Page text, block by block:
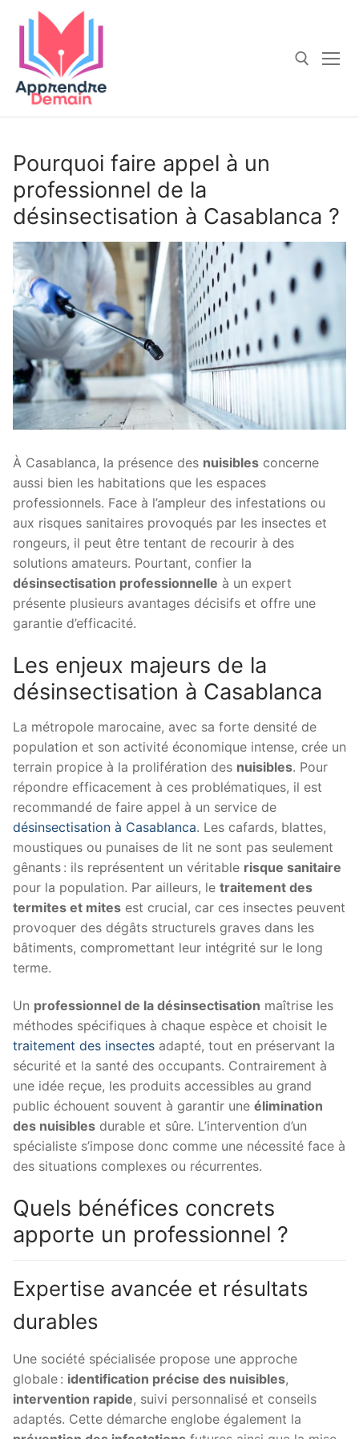
contenu
Pourquoi faire appel à un
professionnel de la
désinsectisation à Casablanca ?
À Casablanca, la présence des nuisibles concerne
aussi bien les habitations que les espaces
professionnels. Face à l’ampleur des infestations ou
aux risques sanitaires provoqués par les insectes et
rongeurs, il peut être tentant de recourir à des
solutions amateurs. Pourtant, confier la
désinsectisation professionnelle à un expert
présente plusieurs avantages décisifs et offre une
garantie d’efficacité.
Les enjeux majeurs de la
désinsectisation à Casablanca
La métropole marocaine, avec sa forte densité de
population et son activité économique intense, crée un
terrain propice à la prolifération des nuisibles. Pour
répondre efficacement à ces problématiques, il est
recommandé de faire appel à un service de
désinsectisation à Casablanca. Les cafards, blattes,
moustiques ou punaises de lit ne sont pas seulement
gênants : ils représentent un véritable risque sanitaire
pour la population. Par ailleurs, le traitement des
termites et mites est crucial, car ces insectes peuvent
provoquer des dégâts structurels graves dans les
bâtiments, compromettant leur intégrité sur le long
terme.
Un professionnel de la désinsectisation maîtrise les
méthodes spécifiques à chaque espèce et choisit le
traitement des insectes adapté, tout en préservant la
sécurité et la santé des occupants. Contrairement à
une idée reçue, les produits accessibles au grand
public échouent souvent à garantir une élimination
des nuisibles durable et sûre. L’intervention d’un
spécialiste s’impose donc comme une nécessité face à
des situations complexes ou récurrentes.
Quels bénéfices concrets
apporte un professionnel ?
Expertise avancée et résultats
durables
Une société spécialisée propose une approche
globale : identification précise des nuisibles,
intervention rapide, suivi personnalisé et conseils
adaptés. Cette démarche englobe également la